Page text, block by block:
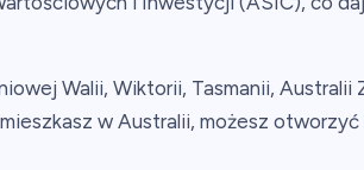
Walii, Wiktorii, Tasmanii,
w Australii, możesz otworzyć